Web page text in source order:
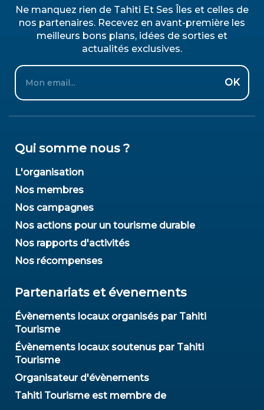
Ne manquez rien de Tahiti Et Ses Îles et celles de
nos partenaires. Recevez en avant-première les
meilleurs bons plans, idées de sorties et
actualités exclusives.
Email
OK
Qui somme nous ?
L'organisation
Nos membres
Nos campagnes
Nos actions pour un tourisme durable
Nos rapports d'activités
Nos récompenses
Partenariats et évenements
Évènements locaux organisés par Tahiti
Tourisme
Évènements locaux soutenus par Tahiti
Tourisme
Organisateur d'évènements
Tahiti Tourisme est membre de